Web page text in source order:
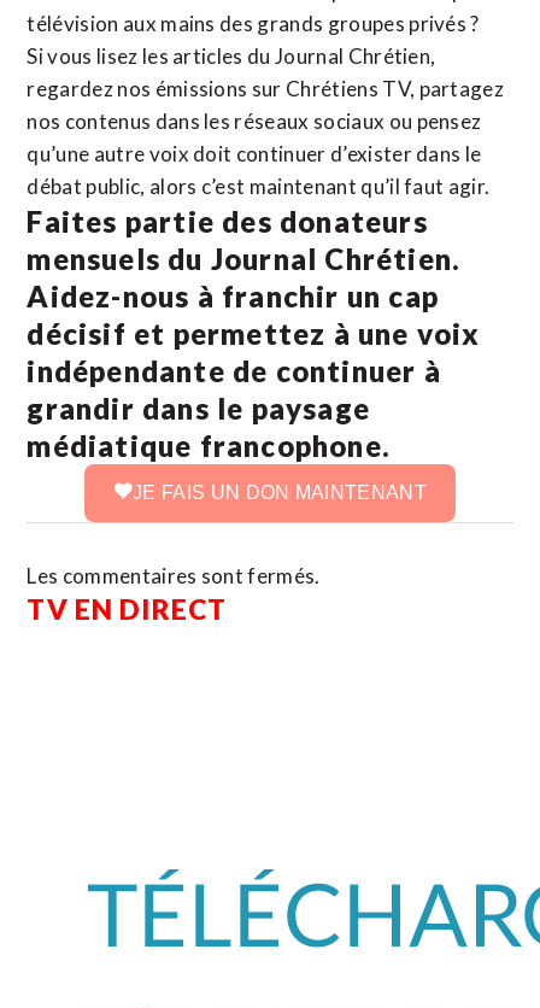
télévision aux mains des grands groupes privés ?
Si vous lisez les articles du Journal Chrétien,
regardez nos émissions sur Chrétiens TV, partagez
nos contenus dans les réseaux sociaux ou pensez
qu’une autre voix doit continuer d’exister dans le
débat public, alors c’est maintenant qu’il faut agir.
Faites partie des donateurs
mensuels du Journal Chrétien.
Aidez-nous à franchir un cap
décisif et permettez à une voix
indépendante de continuer à
grandir dans le paysage
médiatique francophone.
JE FAIS UN DON MAINTENANT
Les commentaires sont fermés.
TV EN DIRECT